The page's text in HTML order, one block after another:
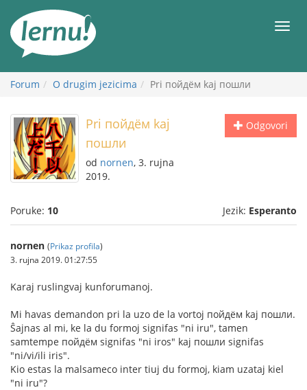
Meni
Forum O drugim jezicima Pri пойдём kaj пошли
Odgovori
Pri пойдём kaj
пошли
od nornen, 3. rujna
2019.
Poruke: 10 Jezik: Esperanto
nornen (Prikaz profila)
3. rujna 2019. 01:27:55
Karaj ruslingvaj kunforumanoj.
Mi havas demandon pri la uzo de la vortoj пойдём kaj пошли.
Ŝajnas al mi, ke la du formoj signifas "ni iru", tamen
samtempe пойдём signifas "ni iros" kaj пошли signifas
"ni/vi/ili iris".
Kio estas la malsameco inter tiuj du formoj, kiam uzataj kiel
"ni iru"?